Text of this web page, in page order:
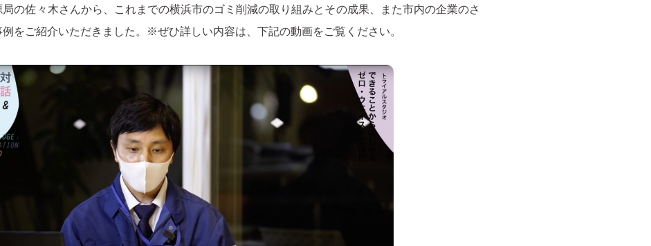
の佐々木さんから、これまでの横浜市のゴミ削減の取り組みとその成果、また市内の企業のさ
をご紹介いただきました。※ぜひ詳しい内容は、下記の動画をご覧ください。